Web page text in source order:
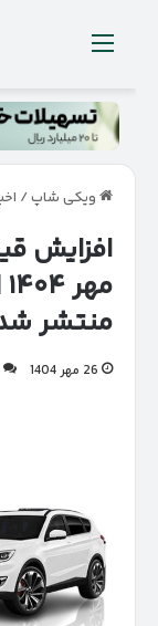
منو
ویکی شاپ/
افزایش
منتشر
26 مهر 1404